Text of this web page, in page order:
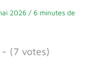
2026 / 6 minutes de
(7 votes)